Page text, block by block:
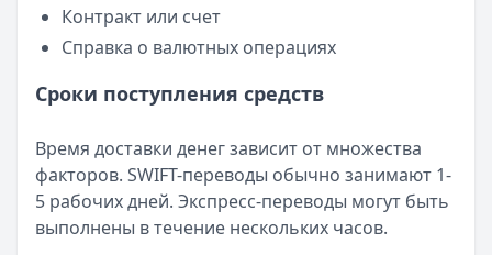
Контракт или счет
Справка о валютных операциях
Сроки поступления средств
Время доставки денег зависит от множества
факторов. SWIFT-переводы обычно занимают 1-
5 рабочих дней. Экспресс-переводы могут быть
выполнены в течение нескольких часов.